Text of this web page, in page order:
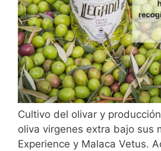
Cultivo del olivar y
oliva virgenes extra bajo sus
Experience y Malaca Vetus.